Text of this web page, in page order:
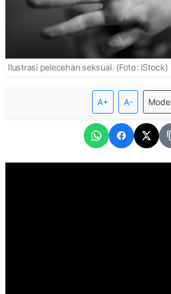
Ilustrasi pelecehan seksual. (Foto: iStock)
A+ A- Mode